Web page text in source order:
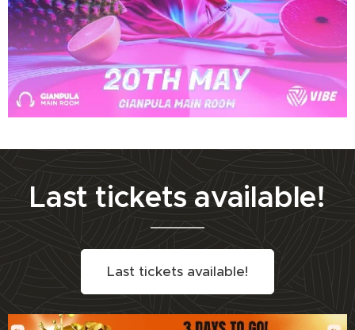
Last tickets available!
Last tickets available!